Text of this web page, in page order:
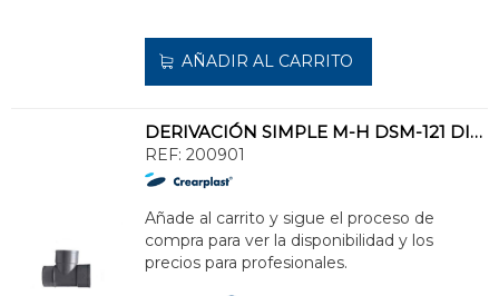
AÑADIR AL CARRITO
DERIVACIÓN SIMPLE M-H DSM-121 DIÁMETRO 125 87°
REF: 200901
Añade al carrito y sigue el proceso de
compra para ver la disponibilidad y los
precios para profesionales.